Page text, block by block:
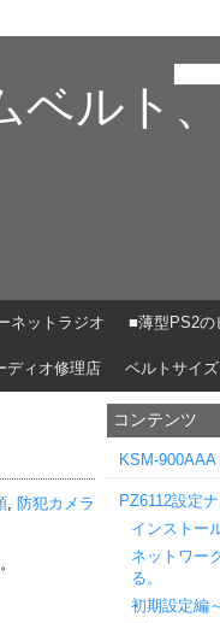
ベルト
ネットラジオ ■薄型PS2の
ィオ修理店 ベルトサイズ
, 防犯カメラ
コンテンツ
KSM-
PZ6112設定
インストー
ネットワー
る。
初期設定編